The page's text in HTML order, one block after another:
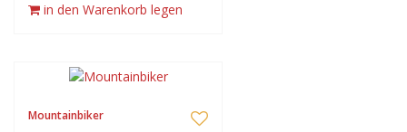
in den Warenkorb legen
Mountainbiker